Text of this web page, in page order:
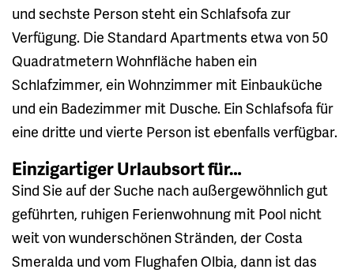
und sechste Person steht ein Schlafsofa zur
Verfügung. Die Standard Apartments etwa von 50
Quadratmetern Wohnfläche haben ein
Schlafzimmer, ein Wohnzimmer mit Einbauküche
und ein Badezimmer mit Dusche. Ein Schlafsofa für
eine dritte und vierte Person ist ebenfalls verfügbar.
Einzigartiger Urlaubsort für…
Sind Sie auf der Suche nach außergewöhnlich gut
geführten, ruhigen Ferienwohnung mit Pool nicht
weit von wunderschönen Stränden, der Costa
Smeralda und vom Flughafen Olbia, dann ist das